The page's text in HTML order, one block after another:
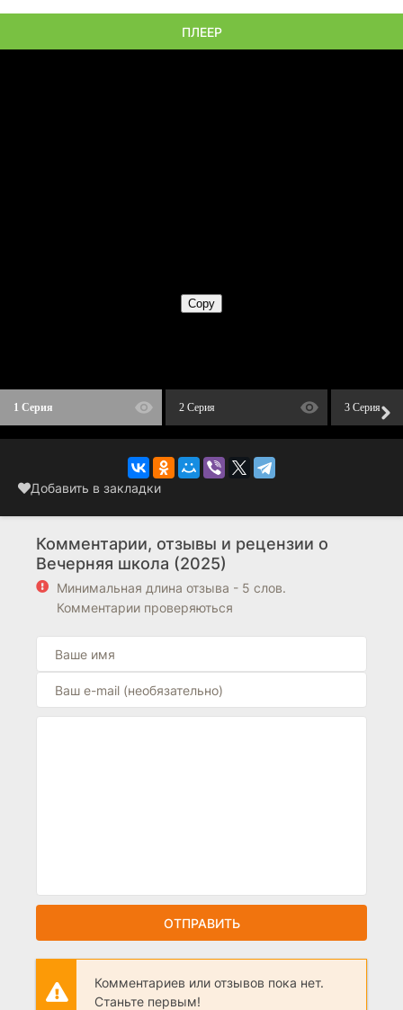
ПЛЕЕР
1 Серия 2 Серия 3 Серия
Добавить в закладки
Комментарии, отзывы и рецензии о
Вечерняя школа (2025)
Минимальная длина отзыва - 5 слов.
Комментарии проверяються
ОТПРАВИТЬ
Комментариев или отзывов пока нет.
Станьте первым!